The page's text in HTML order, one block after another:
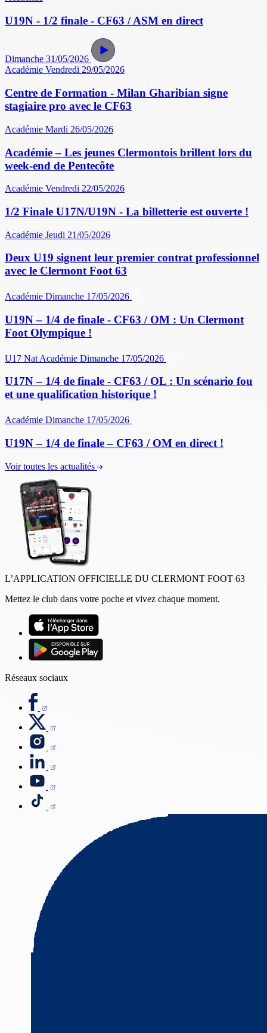
U19N - 1/2 finale - CF63 / ASM en direct
Dimanche 31/05/2026
Académie Vendredi 29/05/2026
Centre de Formation - Milan Gharibian signe
stagiaire pro avec le CF63
Académie Mardi 26/05/2026
Académie – Les jeunes Clermontois brillent lors du
week-end de Pentecôte
Académie Vendredi 22/05/2026
1/2 Finale U17N/U19N - La billetterie est ouverte !
Académie Jeudi 21/05/2026
Deux U19 signent leur premier contrat professionnel
avec le Clermont Foot 63
Académie Dimanche 17/05/2026
U19N – 1/4 de finale - CF63 / OM : Un Clermont
Foot Olympique !
U17 Nat Académie Dimanche 17/05/2026
U17N – 1/4 de finale - CF63 / OL : Un scénario fou
et une qualification historique !
Académie Dimanche 17/05/2026
U19N – 1/4 de finale – CF63 / OM en direct !
Voir toutes les actualités
L’APPLICATION OFFICIELLE DU CLERMONT FOOT 63
Mettez le club dans votre poche et vivez chaque moment.
Réseaux sociaux